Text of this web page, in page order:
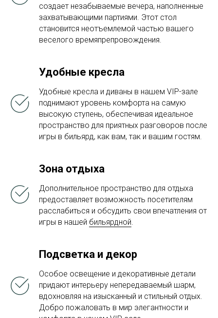
создает незабываемые вечера, наполненные
захватывающими партиями. Этот стол
становится неотъемлемой частью вашего
веселого времяпрепровождения.
Удобные кресла
Удобные кресла и диваны в нашем VIP-зале
поднимают уровень комфорта на самую
высокую ступень, обеспечивая идеальное
пространство для приятных разговоров после
игры в бильярд, как вам, так и вашим гостям.
Зона отдыха
Дополнительное пространство для отдыха
предоставляет возможность посетителям
расслабиться и обсудить свои впечатления от
игры в нашей бильярдной.
Подсветка и декор
Особое освещение и декоративные детали
придают интерьеру непередаваемый шарм,
вдохновляя на изысканный и стильный отдых.
Добро пожаловать в мир элегантности и